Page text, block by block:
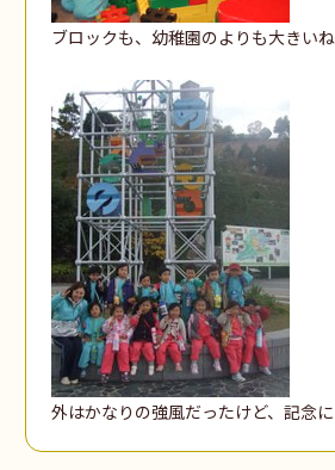
ブロックも、幼稚園のよりも大きいね
外はかなりの強風だったけど、記念